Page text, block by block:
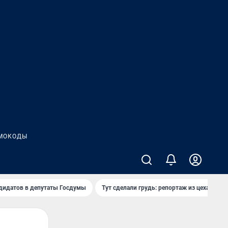
в депутаты Госдумы Тут сделали грудь: репортаж из цеха